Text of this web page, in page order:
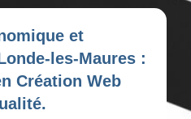
et
les-Maures :
Création Web